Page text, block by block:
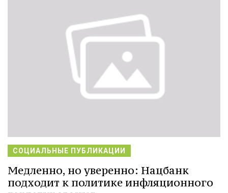
СОЦИАЛЬНЫЕ ПУБЛИКАЦИИ
Медленно, но уверенно: Нацбанк
подходит к политике инфляционного